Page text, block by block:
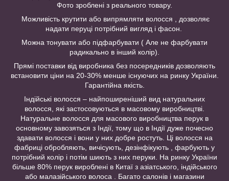
Фото зроблені з реального товару.
Можливість крутити або випрямляти волосся , дозволяє
надати перуці потрібний вигляд і фасон.
Можна тонувати або підфарбувати ( Але не фарбувати
радикально в інший колір).
Прямі поставки від виробника без посередників дозволяють
встановити ціни на 20-30% менше існуючих на ринку України.
Гарантійна якість.
Індійські волосся – найпоширеніший вид натуральних
волосся, які застосовуються в масовому виробництві.
Натуральне волосся для масового виробництва перук в
основному завозяться з Індії, тому що в Індії дуже почесно
здавати волосся і вони у них добре ростуть. Ці волосся на
фабриці обробляють, вичісують, дезінфікують , фарбують у
потрібний колір і потім шиють з них перуки. На ринку України
більше 80% перук вироблені в Китаї з азіатського, індійського
або малазійського волоса . Багато салонів і магазини